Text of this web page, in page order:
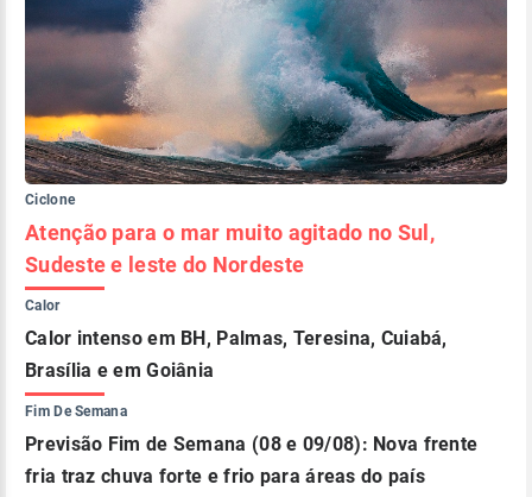
Ciclone
Atenção para o mar muito agitado no Sul,
Sudeste e leste do Nordeste
Calor
Calor intenso em BH, Palmas, Teresina, Cuiabá,
Brasília e em Goiânia
Fim De Semana
Previsão Fim de Semana (08 e 09/08): Nova frente
fria traz chuva forte e frio para áreas do país